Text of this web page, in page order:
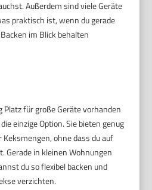
Außerdem sind viele Geräte
praktisch ist, wenn du gerade
im Blick behalten
Platz für große Geräte vorhanden
einzige Option. Sie bieten genug
ohne dass du auf
Gerade in kleinen Wohnungen
du so flexibel backen und
verzichten.